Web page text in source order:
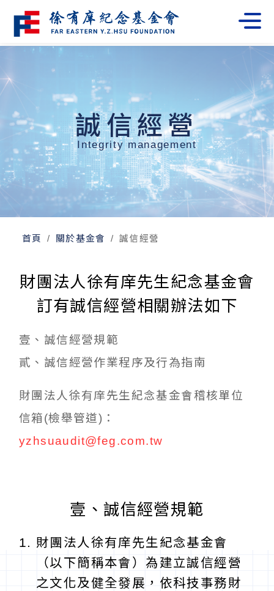
誠信經營
Integrity management
首頁 關於基金會 誠信經營
財團法人徐有庠先生紀念基金會
訂有誠信經營相關辦法如下
壹、誠信經營規範
貳、誠信經營作業程序及行為指南
財團法人徐有庠先生紀念基金會稽核單位
信箱(檢舉管道)：
yzhsuaudit@feg.com.tw
壹、誠信經營規範
財團法人徐有庠先生紀念基金會
（以下簡稱本會）為建立誠信經營
之文化及健全發展，依科技事務財